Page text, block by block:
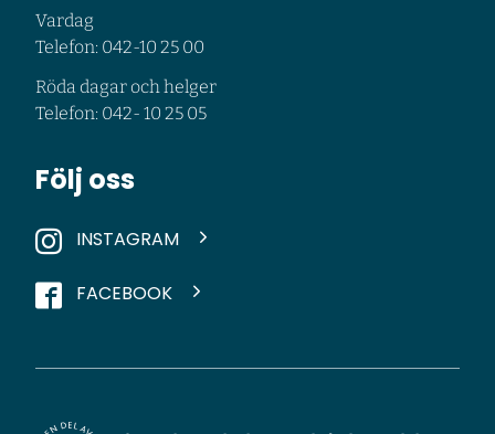
Vardag
Telefon: 042-10 25 00
Röda dagar och helger
Telefon: 042- 10 25 05
Följ oss
INSTAGRAM
FACEBOOK